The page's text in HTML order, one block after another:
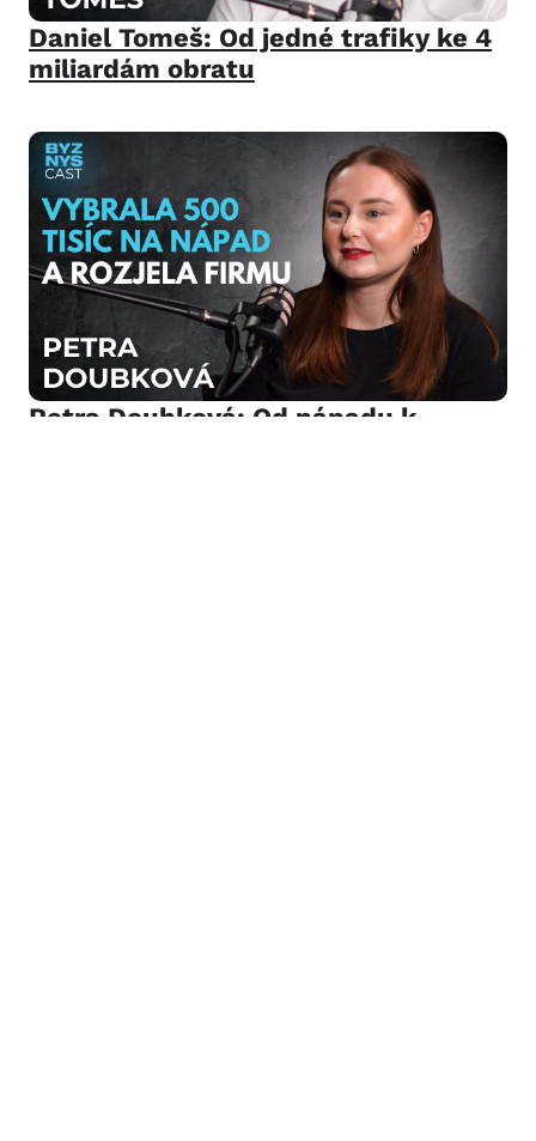
Daniel Tomeš: Od jedné trafiky ke 4
miliardám obratu
Petra Doubková: Od nápadu k